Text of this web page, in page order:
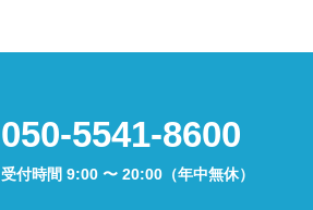
050-5541-8600
受付時間 9:00 〜 20:00（年中無休）